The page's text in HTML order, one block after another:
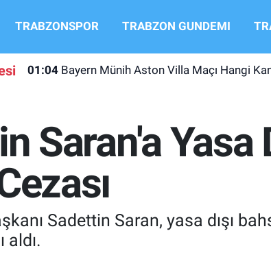
TRABZONSPOR TRABZON GUNDEMI
01:04 Bayern Münih Aston Villa Maçı Hangi
Saran'a Yasa
Sadettin Saran, yasa dışı
aldı.